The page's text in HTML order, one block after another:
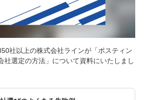
社以上の株式会社ラインが「ポスティン
社選定の方法」について資料にいたしまし